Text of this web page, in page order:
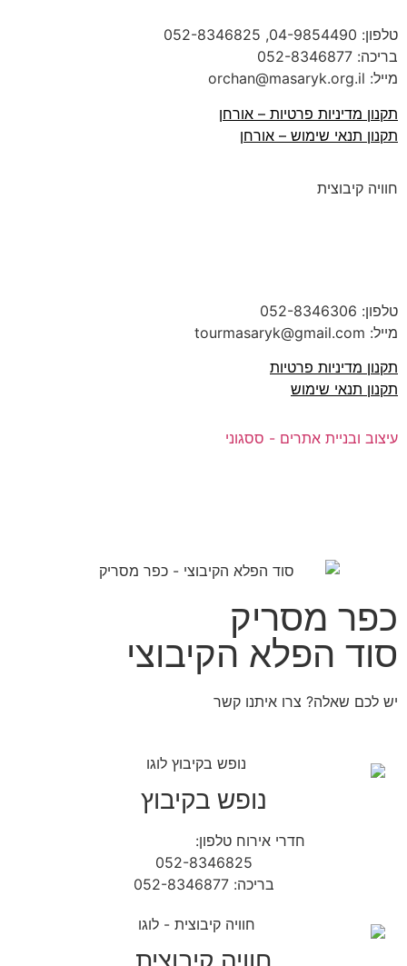
טלפון: 04-9854490
, 052-8346825
בריכה: 052-8346877
מייל: orchan@masaryk.org.il
תקנון מדיניות פרטיות – אורחן
תקנון תנאי שימוש – אורחן
חוויה קיבוצית
טלפון: 052-8346306
מייל: tourmasaryk@gmail.com
תקנון מדיניות פרטיות
תקנון תנאי שימוש
עיצוב ובניית אתרים - ססגוני
כפר מסריק
סוד הפלא הקיבוצי
יש לכם שאלה? צרו איתנו קשר
נופש בקיבוץ
חדרי אירוח טלפון:
052-8346825
בריכה: 052-8346877